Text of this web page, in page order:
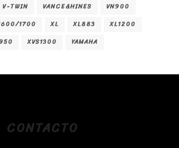
V-TWIN VANCE&HINES
VN900
1700 XL XL883
XL1200
XVS1300 YAMAHA
CONTACTO